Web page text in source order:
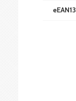
eEAN13